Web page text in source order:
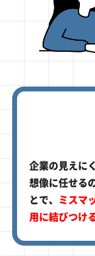
企業の見えに
想像に任せる
とで、
ミスマ
用に結びつけ